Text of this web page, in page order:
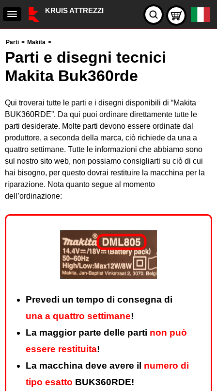
KRUIS ATTREZZI
Parti > Makita >
Parti e disegni tecnici
Makita Buk360rde
Qui troverai tutte le parti e i disegni disponibili di “Makita
BUK360RDE”. Da qui puoi ordinare direttamente tutte le
parti desiderate. Molte parti devono essere ordinate dal
produttore, a seconda della marca, ciò richiede da una a
quattro settimane. Tutte le informazioni che abbiamo sono
sul nostro sito web, non possiamo consigliarti su ciò di cui
hai bisogno, per questo dovrai restituire la macchina per la
riparazione. Nota quanto segue al momento
dell’ordinazione:
Prevedi un tempo di consegna di
una a quattro settimane!
La maggior parte delle parti non può
essere restituita!
La macchina deve avere il numero di
tipo esatto BUK360RDE!